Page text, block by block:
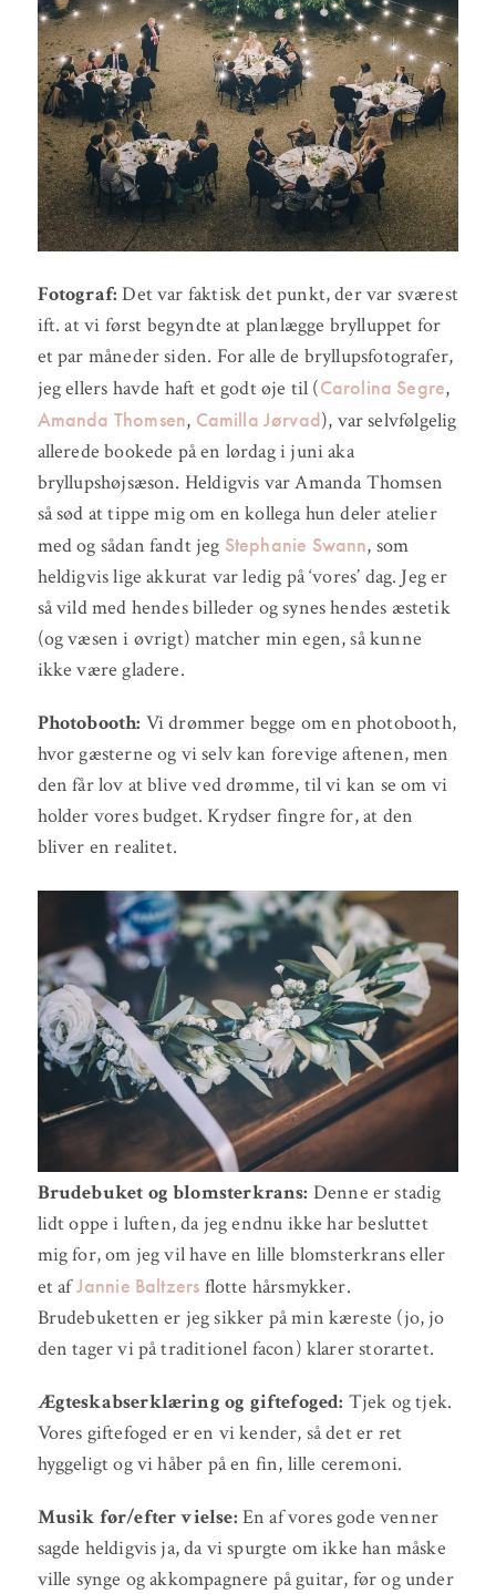
Fotograf:Det var faktisk det punkt, der var sværest
ift. at vi først begyndte at planlægge brylluppet for
et par måneder siden. For alle de bryllupsfotografer,
jeg ellers havde haft et godt øje til (Carolina Segre,
Amanda Thomsen, Camilla Jørvad), var selvfølgelig
allerede bookede på en lørdag i juni aka
bryllupshøjsæson. Heldigvis var Amanda Thomsen
så sød at tippe mig om en kollega hun deler atelier
med og sådan fandt jeg Stephanie Swann, som
heldigvis lige akkurat var ledig på ‘vores’ dag. Jeg er
så vild med hendes billeder og synes hendes æstetik
(og væsen i øvrigt) matcher min egen, så kunne
ikke være gladere.
Photobooth: Vi drømmer begge om en photobooth,
hvor gæsterne og vi selv kan forevige aftenen, men
den får lov at blive ved drømme, til vi kan se om vi
holder vores budget. Krydser fingre for, at den
bliver en realitet.
Brudebuket og blomsterkrans: Denne er stadig
lidt oppe i luften, da jeg endnu ikke har besluttet
mig for, om jeg vil have en lille blomsterkrans eller
et afJannie Baltzers flotte hårsmykker.
Brudebuketten er jeg sikker på min kæreste (jo, jo
den tager vi på traditionel facon) klarer storartet.
Ægteskabserklæring og giftefoged: Tjek og tjek.
Vores giftefoged er en vi kender, så det er ret
hyggeligt og vi håber på en fin, lille ceremoni.
Musik før/efter vielse: En af vores gode venner
sagde heldigvis ja, da vi spurgte om ikke han måske
ville synge og akkompagnere på guitar, før og under